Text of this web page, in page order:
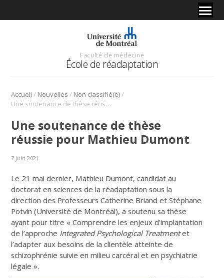
Faculté de médecine
École de réadaptation
Accueil / Nouvelles / Non classifié(e)/
Une soutenance de thèse réussie pour Mathieu Dumont
Une soutenance de thèse
réussie pour Mathieu Dumont
7 juin 2021
Le 21 mai dernier, Mathieu Dumont, candidat au
doctorat en sciences de la réadaptation sous la
direction des Professeurs Catherine Briand et Stéphane
Potvin (Université de Montréal), a soutenu sa thèse
ayant pour titre « Comprendre les enjeux d’implantation
de l’approche Integrated Psychological Treatmentet
l’adapter aux besoins de la clientèle atteinte de
schizophrénie suivie en milieu carcéral et en psychiatrie
légale ».